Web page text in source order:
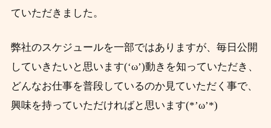
ていただきました。
弊社のスケジュールを一部ではありますが、毎日公開
していきたいと思います(‘ω’)動きを知っていただき、
どんなお仕事を普段しているのか見ていただく事で、
興味を持っていただければと思います(*’ω’*)